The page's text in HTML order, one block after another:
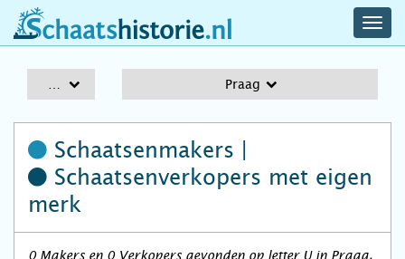
schaatshistorie.nl
Praag
Schaatsenmakers |
Schaatsenverkopers met eigen
merk
0 Makers en 0 Verkopers gevonden op letter U in Praag,